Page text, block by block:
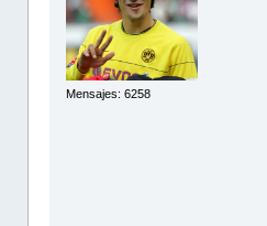
Mensajes: 6258